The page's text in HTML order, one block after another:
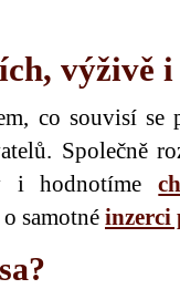
výživě
co souvisí se
Společně
i hodnotíme
samotné inzerci